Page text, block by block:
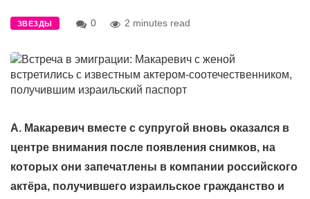
ЗВЕЗДЫ 0 2 minutes read
А. Макаревич вместе с супругой вновь оказался в
центре внимания после появления снимков, на
которых они запечатлены в компании российского
актёра, получившего израильское гражданство и